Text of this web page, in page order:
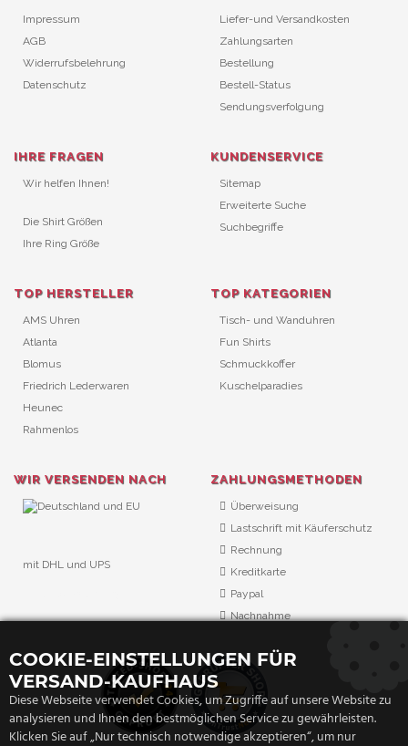
Impressum
AGB
Widerrufsbelehrung
Datenschutz
Liefer-und Versandkosten
Zahlungsarten
Bestellung
Bestell-Status
Sendungsverfolgung
IHRE FRAGEN
Wir helfen Ihnen!
Die Shirt Größen
Ihre Ring Größe
KUNDENSERVICE
Sitemap
Erweiterte Suche
Suchbegriffe
TOP HERSTELLER
AMS Uhren
Atlanta
Blomus
Friedrich Lederwaren
Heunec
Rahmenlos
TOP KATEGORIEN
Tisch- und Wanduhren
Fun Shirts
Schmuckkoffer
Kuschelparadies
WIR VERSENDEN NACH
mit DHL und UPS
ZAHLUNGSMETHODEN
Überweisung
Lastschrift mit Käuferschutz
Rechnung
Kreditkarte
Paypal
Nachnahme
COOKIE-EINSTELLUNGEN FÜR
VERSAND-KAUFHAUS
Diese Webseite verwendet Cookies, um Zugriffe auf unsere Website zu
analysieren und Ihnen den bestmöglichen Service zu gewährleisten.
Klicken Sie auf „Nur technisch notwendige akzeptieren“, um nur